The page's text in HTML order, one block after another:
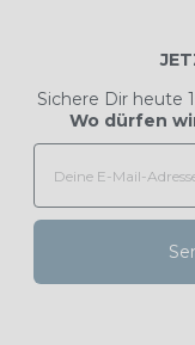
Sichere Dir heute
Wo dürfen